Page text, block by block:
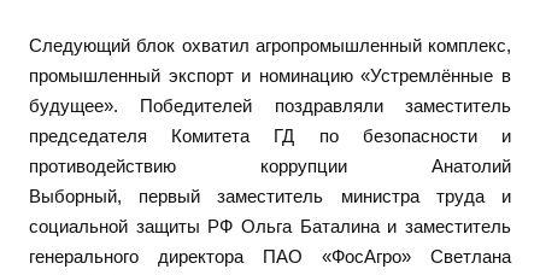
Следующий блок охватил агропромышленный комплекс,
промышленный экспорт и номинацию «Устремлённые в
будущее». Победителей поздравляли заместитель
председателя Комитета ГД по безопасности и
противодействию коррупции Анатолий
Выборный, первый заместитель министра труда и
социальной защиты РФ Ольга Баталина и заместитель
генерального директора ПАО «ФосАгро» Светлана